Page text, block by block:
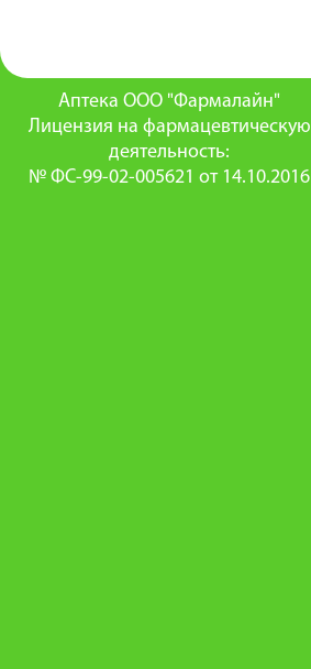
Аптека ООО "Фармалайн"
Лицензия на фармацевтическую
деятельность:
№ ФС-99-02-005621 от 14.10.2016